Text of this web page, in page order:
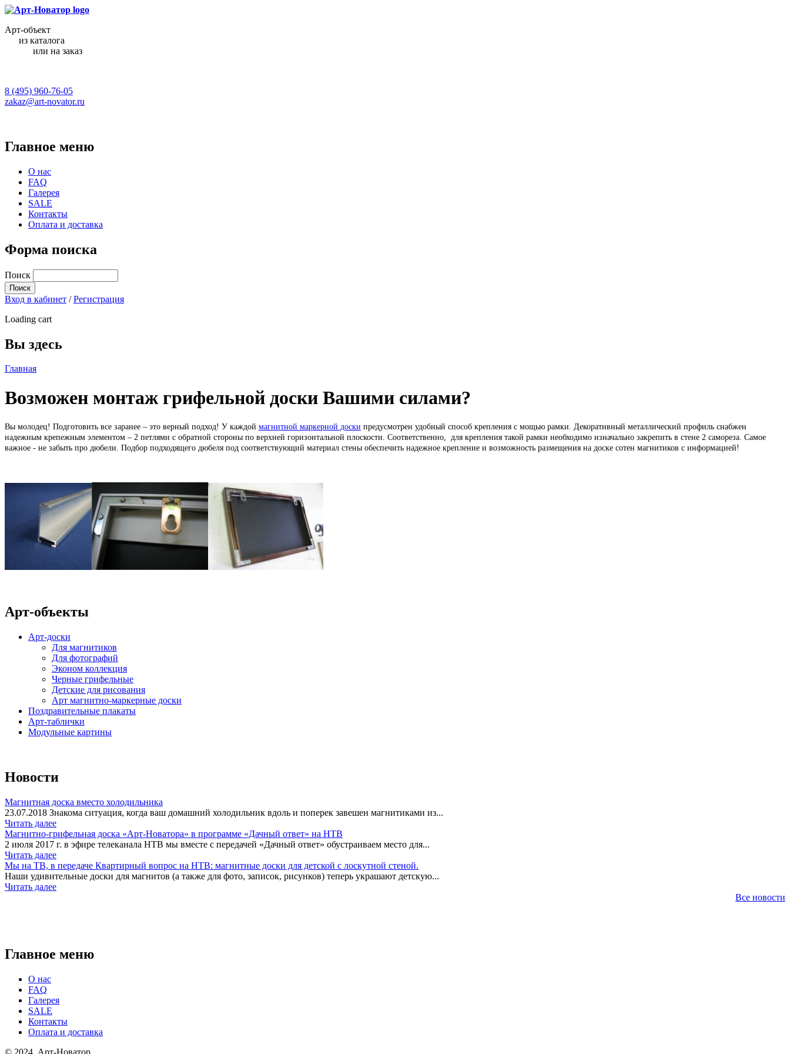
Арт-объект
из каталога
или на заказ
8 (495) 960-76-05
zakaz@art-novator.ru
Главное меню
О нас
FAQ
Галерея
SALE
Контакты
Оплата и доставка
Форма поиска
Поиск
Вход в кабинет /Регистрация
Loading cart
Вы здесь
Главная
Возможен монтаж грифельной доски Вашими силами?
Вы молодец! Подготовить все заранее – это верный подход! У каждой магнитной маркерной доски предусмотрен удобный способ крепления с мощью рамки. Декоративный металлический профиль снабжен
надежным крепежным элементом – 2 петлями с обратной стороны по верхней горизонтальной плоскости. Соответственно, для крепления такой рамки необходимо изначально закрепить в стене 2 самореза. Самое
важное - не забыть про дюбели. Подбор подходящего дюбеля под соответствующий материал стены обеспечить надежное крепление и возможность размещения на доске сотен магнитиков с информацией!
Арт-объекты
Арт-доски
Для магнитиков
Для фотографий
Эконом коллекция
Черные грифельные
Детские для рисования
Арт магнитно-маркерные доски
Поздравительные плакаты
Арт-таблички
Модульные картины
Новости
Магнитная доска вместо холодильника
23.07.2018 Знакома ситуация, когда ваш домашний холодильник вдоль и поперек завешен магнитиками из...
Читать далее
Магнитно-грифельная доска «Арт-Новатора» в программе «Дачный ответ» на НТВ
2 июля 2017 г. в эфире телеканала НТВ мы вместе с передачей «Дачный ответ» обустраиваем место для...
Читать далее
Мы на ТВ, в передаче Квартирный вопрос на НТВ: магнитные доски для детской с лоскутной стеной.
Наши удивительные доски для магнитов (а также для фото, записок, рисунков) теперь украшают детскую...
Читать далее
Все новости
Главное меню
О нас
FAQ
Галерея
SALE
Контакты
Оплата и доставка
© 2024. Арт-Новатор